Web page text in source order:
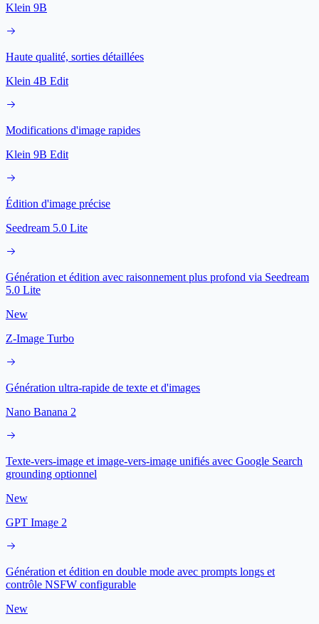
Klein 9B
Haute qualité, sorties détaillées
Klein 4B Edit
Modifications d'image rapides
Klein 9B Edit
Édition d'image précise
Seedream 5.0 Lite
Génération et édition avec raisonnement plus profond via Seedream
5.0 Lite
New
Z-Image Turbo
Génération ultra-rapide de texte et d'images
Nano Banana 2
Texte-vers-image et image-vers-image unifiés avec Google Search
grounding optionnel
New
GPT Image 2
Génération et édition en double mode avec prompts longs et
contrôle NSFW configurable
New